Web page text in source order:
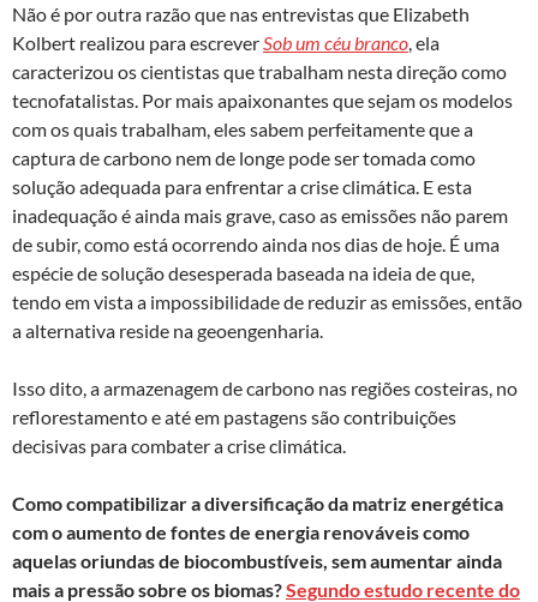
Não é por outra razão que nas entrevistas que Elizabeth
Kolbert realizou para escreverSob um céu branco, ela
caracterizou os cientistas que trabalham nesta direção como
tecnofatalistas. Por mais apaixonantes que sejam os modelos
com os quais trabalham, eles sabem perfeitamente que a
captura de carbono nem de longe pode ser tomada como
solução adequada para enfrentar a crise climática. E esta
inadequação é ainda mais grave, caso as emissões não parem
de subir, como está ocorrendo ainda nos dias de hoje. É uma
espécie de solução desesperada baseada na ideia de que,
tendo em vista a impossibilidade de reduzir as emissões, então
a alternativa reside na geoengenharia.
Isso dito, a armazenagem de carbono nas regiões costeiras, no
reflorestamento e até em pastagens são contribuições
decisivas para combater a crise climática.
Como compatibilizar a diversificação da matriz energética
com o aumento de fontes de energia renováveis como
aquelas oriundas de biocombustíveis, sem aumentar ainda
mais a pressão sobre os biomas?Segundo estudo recente do